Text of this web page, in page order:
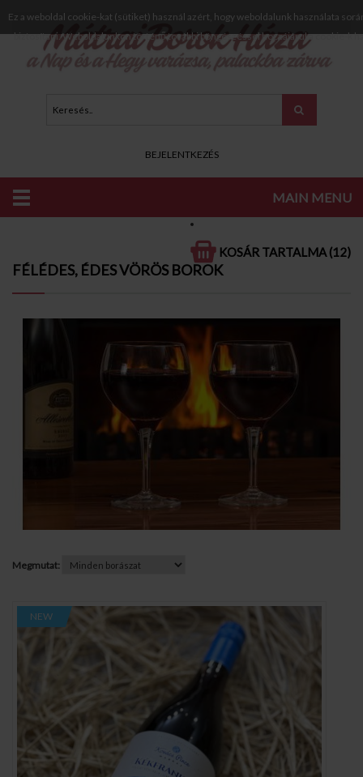
Ez a weboldal cookie-kat (sütiket) használ azért, hogy weboldalunk használata
biztosítani. Weboldalunkon történő további böngészéssel hozzájárul a cookie-k
BEJELENTKEZÉS
MAIN MENU
KOSÁR TARTALMA (12)
FÉLÉDES, ÉDES VÖRÖS BOROK
FÉLÉDES, ÉDES VÖRÖS BOROK
Megmutat:
NEW